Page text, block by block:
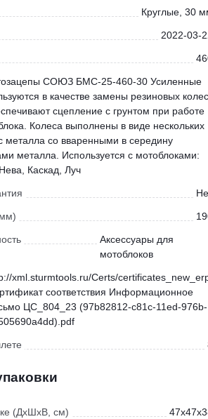
Круглые, 30
2022-03-
СОЮЗ БМС-25-460-30 Усиленные
в качестве замены резиновых колес
сцепление с грунтом при работе
Колеса выполнены в виде нескольких
металла со вваренными в середину
металла. Используется с мотоблоками:
Каскад, Луч
Аксессуары для
мотоблоков
xml.sturmtools.ru/Certs/
соответствия Информационное
ЦС_804_23 (97b82812-c81c-11ed-976b-
(ДхШхВ, см)